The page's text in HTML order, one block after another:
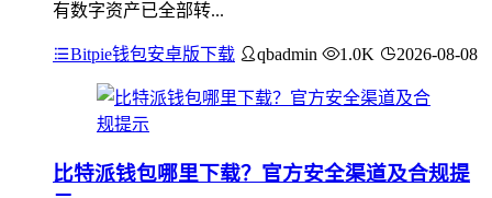
有数字资产已全部转...
Bitpie钱包安卓版下载 qbadmin 1.0K 2026-08-08
比特派钱包哪里下载？官方安全渠道及合规提